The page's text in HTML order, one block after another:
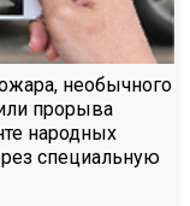
необычного
прорыва
народных
специальную